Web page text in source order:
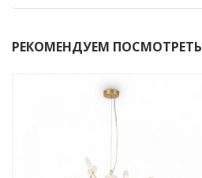
РЕКОМЕНДУЕМ ПОСМОТРЕТЬ